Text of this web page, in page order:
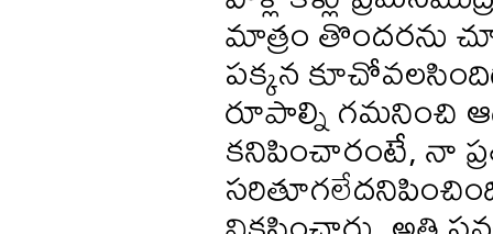
మాత్రం తొందరను
పక్కన
రూపాల్ని గమనించి
కనిపించారంటే, నా